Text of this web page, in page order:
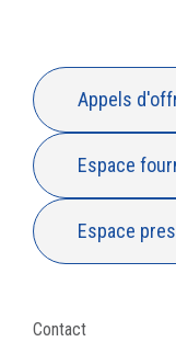
Appels
Espace
Espace
Contact